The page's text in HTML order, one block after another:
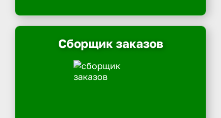
Сборщик заказов